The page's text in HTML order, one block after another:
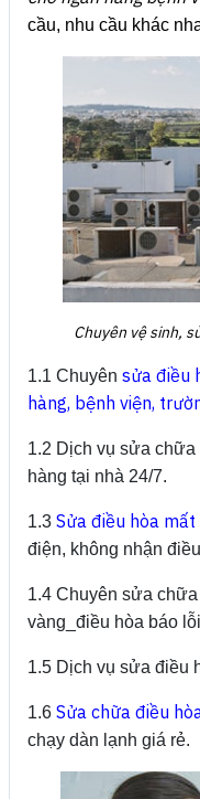
cầu, nhu cầu khác
Chuyên vệ sinh,
1.1 Chuyên sửa điều
hàng, bệnh viện,
1.2 Dịch vụ sửa chữa
hàng tại nhà 24/7.
1.3 Sửa điều hòa mất
điện, không nhận
1.4 Chuyên sửa
vàng_điều hòa báo
1.5 Dịch vụ sửa điều
1.6 Sửa chữa điều
chạy dàn lạnh giá rẻ.